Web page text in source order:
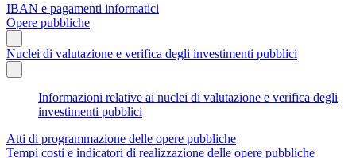
IBAN e pagamenti informatici
Opere pubbliche
Nuclei di valutazione e verifica degli investimenti pubblici
Informazioni relative ai nuclei di valutazione e verifica degli
investimenti pubblici
Atti di programmazione delle opere pubbliche
Tempi costi e indicatori di realizzazione delle opere pubbliche